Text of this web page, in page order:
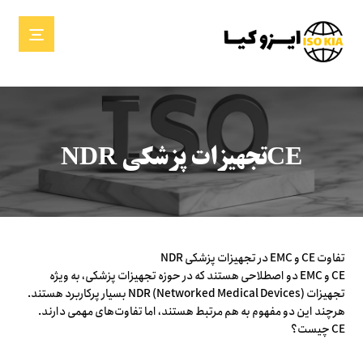
CEتجهیزات پزشکی NDR
تفاوت CE و EMC در تجهیزات پزشکی NDR
CE و EMC دو اصطلاحی هستند که در حوزه تجهیزات پزشکی، به ویژه
تجهیزات NDR (Networked Medical Devices) بسیار پرکاربرد هستند.
هرچند این دو مفهوم به هم مرتبط هستند، اما تفاوت‌های مهمی دارند.
CE چیست؟